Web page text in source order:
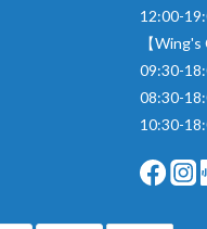
12:00-
【Wing's
09:30-
08:30-
10:30-